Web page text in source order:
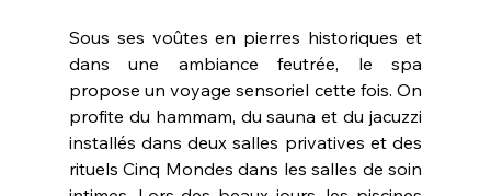
Sous ses voûtes en pierres historiques et
dans une ambiance feutrée, le spa
propose un voyage sensoriel cette fois. On
profite du hammam, du sauna et du jacuzzi
installés dans deux salles privatives et des
rituels Cinq Mondes dans les salles de soin